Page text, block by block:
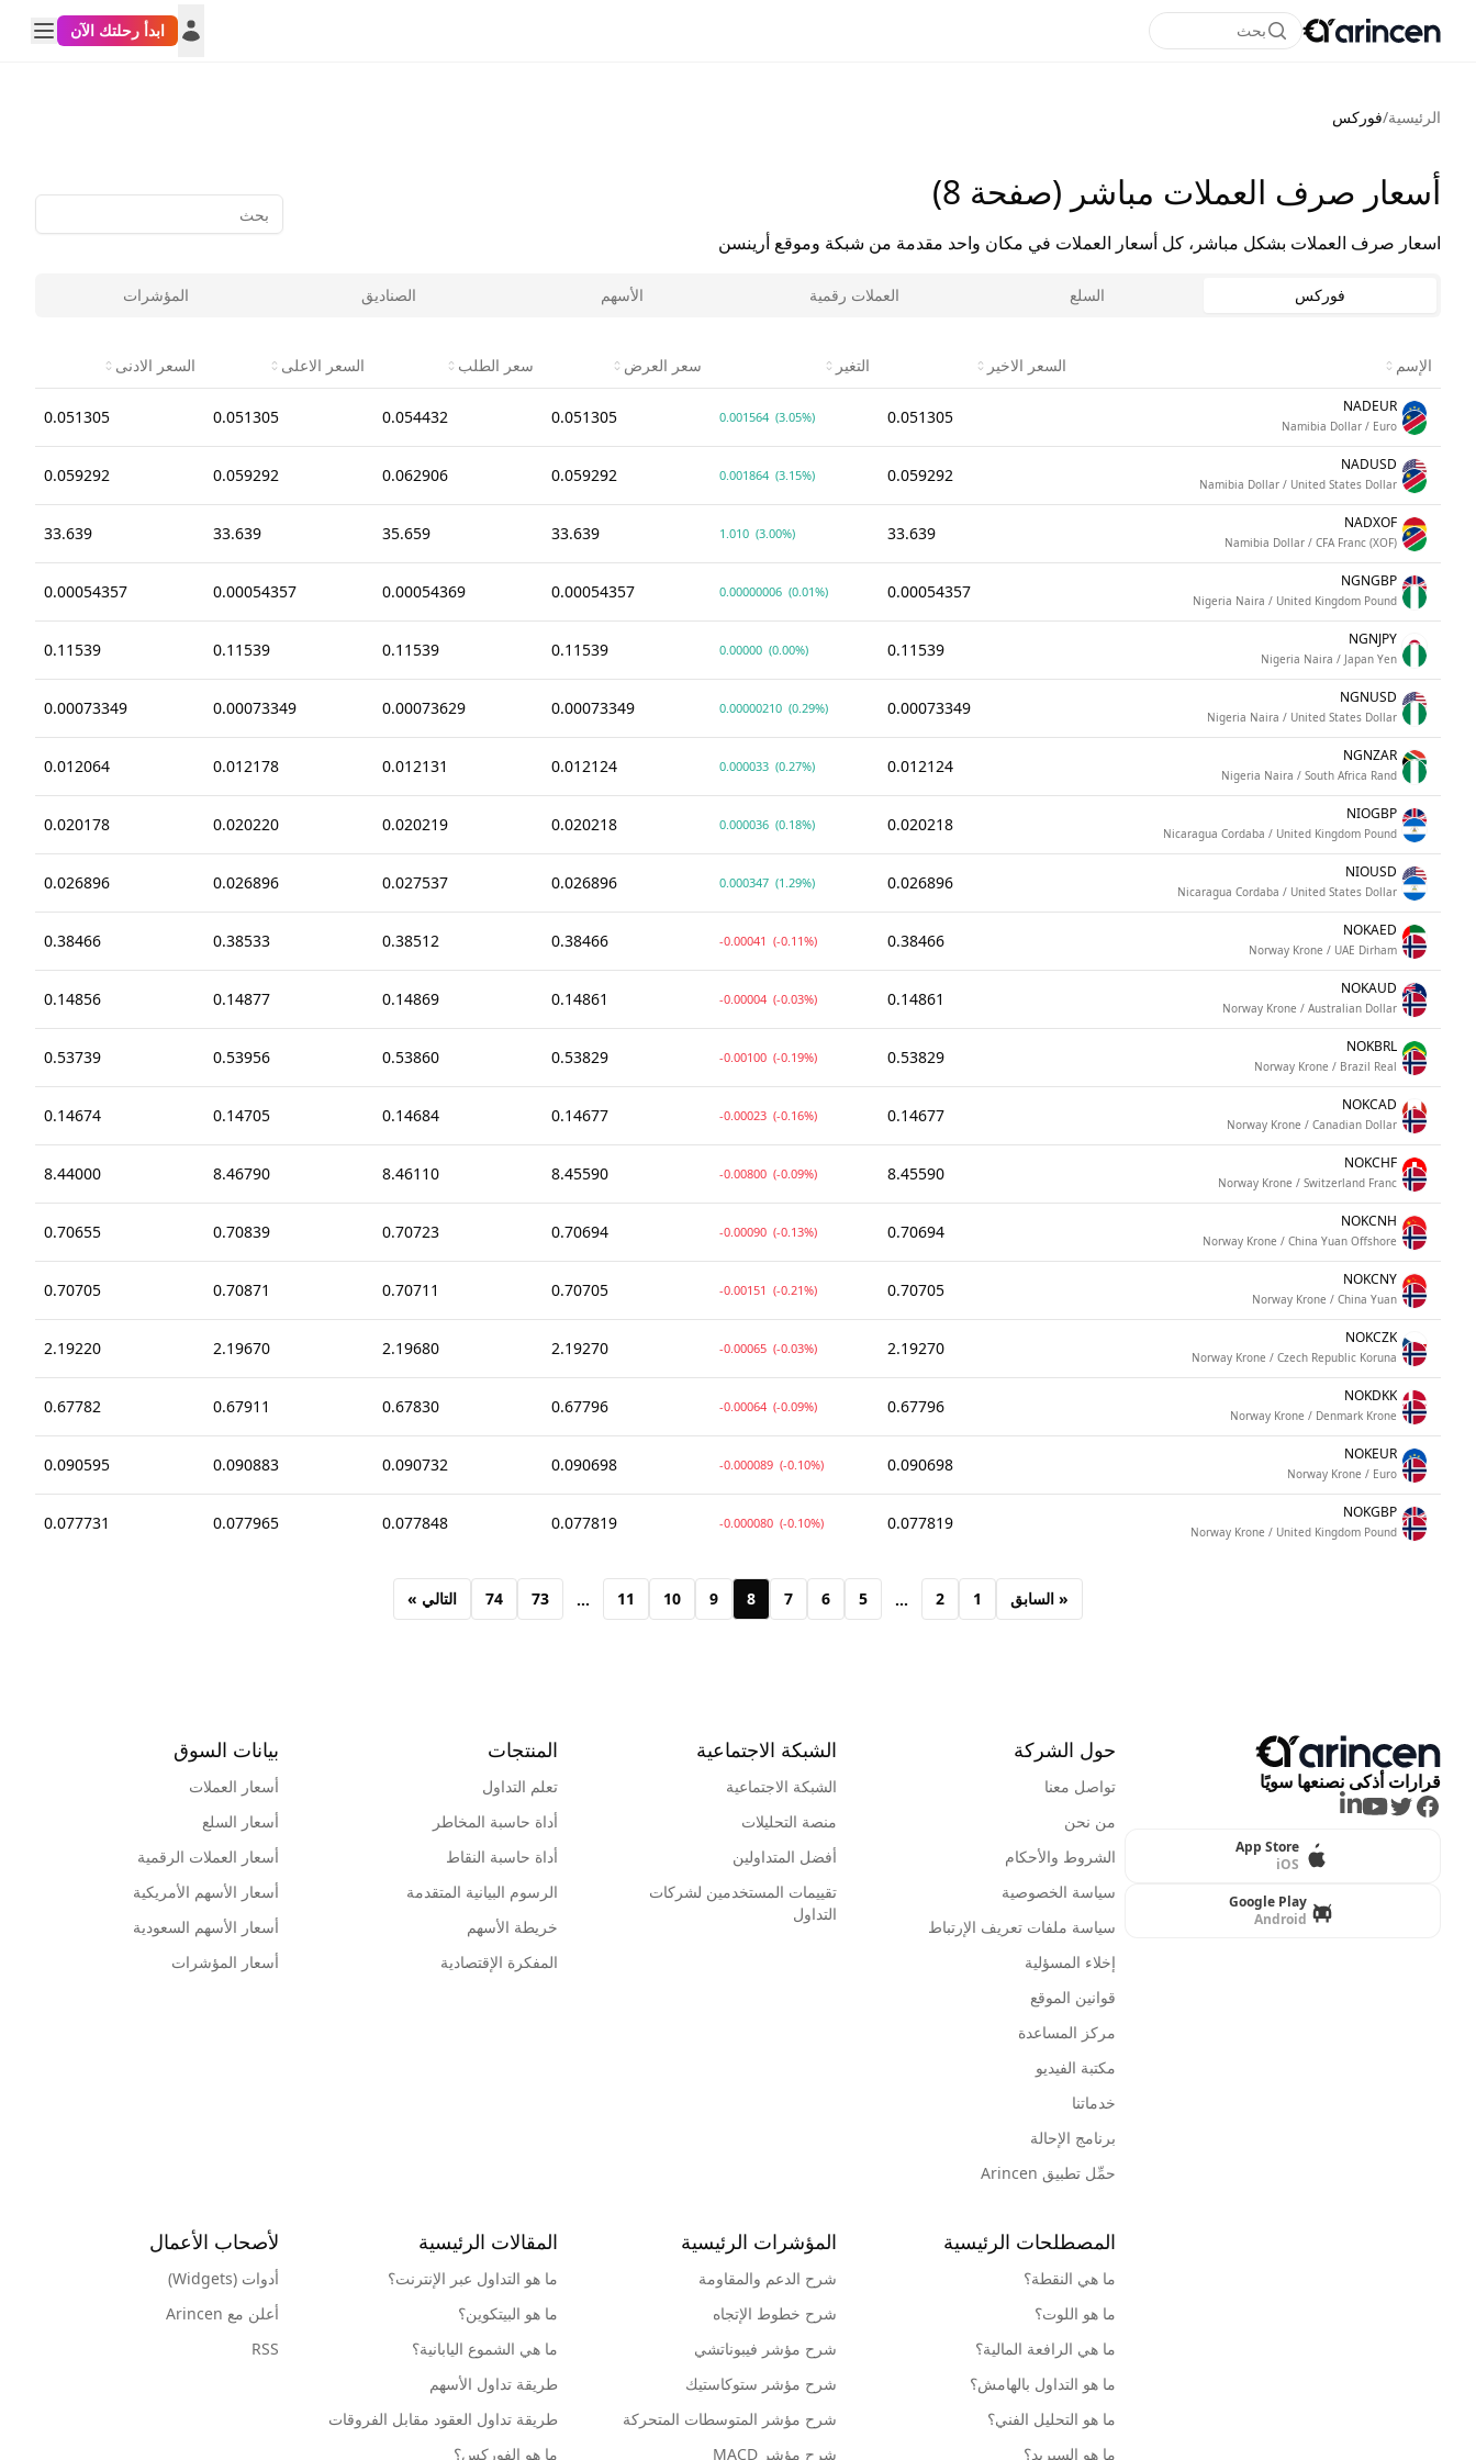
بحث ابدأ رحلتك الآن
الرئيسية/فوركس
أسعار صرف العملات مباشر (صفحة 8)
اسعار صرف العملات بشكل مباشر، كل أسعار العملات في مكان واحد مقدمة من شبكة وموقع أرينسن
فوركس السلع العملات رقمية الأسهم الصناديق المؤشرات
الإسم السعر الاخير التغير سعر العرض سعر الطلب السعر الاعلى السعر الادنى
NADEUR
Namibia Dollar / Euro
0.051305
0.001564 (3.05%)
0.051305
0.054432
0.051305
0.051305
NADUSD
Namibia Dollar / United States Dollar
0.059292
0.001864 (3.15%)
0.059292
0.062906
0.059292
0.059292
NADXOF
Namibia Dollar / CFA Franc (XOF)
33.639
1.010 (3.00%)
33.639
35.659
33.639
33.639
NGNGBP
Nigeria Naira / United Kingdom Pound
0.00054357
0.00000006 (0.01%)
0.00054357
0.00054369
0.00054357
0.00054357
NGNJPY
Nigeria Naira / Japan Yen
0.11539
0.00000 (0.00%)
0.11539
0.11539
0.11539
0.11539
NGNUSD
Nigeria Naira / United States Dollar
0.00073349
0.00000210 (0.29%)
0.00073349
0.00073629
0.00073349
0.00073349
NGNZAR
Nigeria Naira / South Africa Rand
0.012124
0.000033 (0.27%)
0.012124
0.012131
0.012178
0.012064
NIOGBP
Nicaragua Cordaba / United Kingdom Pound
0.020218
0.000036 (0.18%)
0.020218
0.020219
0.020220
0.020178
NIOUSD
Nicaragua Cordaba / United States Dollar
0.026896
0.000347 (1.29%)
0.026896
0.027537
0.026896
0.026896
NOKAED
Norway Krone / UAE Dirham
0.38466
-0.00041 (-0.11%)
0.38466
0.38512
0.38533
0.38466
NOKAUD
Norway Krone / Australian Dollar
0.14861
-0.00004 (-0.03%)
0.14861
0.14869
0.14877
0.14856
NOKBRL
Norway Krone / Brazil Real
0.53829
-0.00100 (-0.19%)
0.53829
0.53860
0.53956
0.53739
NOKCAD
Norway Krone / Canadian Dollar
0.14677
-0.00023 (-0.16%)
0.14677
0.14684
0.14705
0.14674
NOKCHF
Norway Krone / Switzerland Franc
8.45590
-0.00800 (-0.09%)
8.45590
8.46110
8.46790
8.44000
NOKCNH
Norway Krone / China Yuan Offshore
0.70694
-0.00090 (-0.13%)
0.70694
0.70723
0.70839
0.70655
NOKCNY
Norway Krone / China Yuan
0.70705
-0.00151 (-0.21%)
0.70705
0.70711
0.70871
0.70705
NOKCZK
Norway Krone / Czech Republic Koruna
2.19270
-0.00065 (-0.03%)
2.19270
2.19680
2.19670
2.19220
NOKDKK
Norway Krone / Denmark Krone
0.67796
-0.00064 (-0.09%)
0.67796
0.67830
0.67911
0.67782
NOKEUR
Norway Krone / Euro
0.090698
-0.000089 (-0.10%)
0.090698
0.090732
0.090883
0.090595
NOKGBP
Norway Krone / United Kingdom Pound
0.077819
-0.000080 (-0.10%)
0.077819
0.077848
0.077965
0.077731
« السابق 1
2
...
5
6
7
8
9
10
11
...
73
74 التالي »
قرارات أذكى نصنعها سويًا
Facebook
Twitter
Youtube
LinkedIn
App Store
iOS
Google Play
Android
حول الشركة
تواصل معنا
من نحن
الشروط والأحكام
سياسة الخصوصية
سياسة ملفات تعريف الإرتباط
إخلاء المسؤلية
قوانين الموقع
مركز المساعدة
مكتبة الفيديو
خدماتنا
برنامج الإحالة
حمِّل تطبيق Arincen
الشبكة الاجتماعية
الشبكة الاجتماعية
منصة التحليلات
أفضل المتداولين
تقييمات المستخدمين لشركات
التداول
المنتجات
تعلم التداول
أداة حاسبة المخاطر
أداة حاسبة النقاط
الرسوم البيانية المتقدمة
خريطة الأسهم
المفكرة الإقتصادية
بيانات السوق
أسعار العملات
أسعار السلع
أسعار العملات الرقمية
أسعار الأسهم الأمريكية
أسعار الأسهم السعودية
أسعار المؤشرات
المصطلحات الرئيسية
ما هي النقطة؟
ما هو اللوت؟
ما هي الرافعة المالية؟
ما هو التداول بالهامش؟
ما هو التحليل الفني؟
ما هو السبريد؟
المؤشرات الرئيسية
شرح الدعم والمقاومة
شرح خطوط الإتجاه
شرح مؤشر فيبوناتشي
شرح مؤشر ستوكاستيك
شرح مؤشر المتوسطات المتحركة
شرح مؤشر MACD
المقالات الرئيسية
ما هو التداول عبر الإنترنت؟
ما هو البيتكوين؟
ما هي الشموع اليابانية؟
طريقة تداول الأسهم
طريقة تداول العقود مقابل الفروقات
ما هو الفوركس؟
لأصحاب الأعمال
أدوات (Widgets)
أعلن مع Arincen
RSS